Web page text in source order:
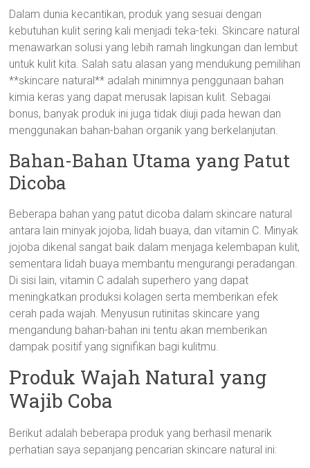
Dalam dunia kecantikan, produk yang sesuai dengan
kebutuhan kulit sering kali menjadi teka-teki. Skincare natural
menawarkan solusi yang lebih ramah lingkungan dan lembut
untuk kulit kita. Salah satu alasan yang mendukung pemilihan
**skincare natural** adalah minimnya penggunaan bahan
kimia keras yang dapat merusak lapisan kulit. Sebagai
bonus, banyak produk ini juga tidak diuji pada hewan dan
menggunakan bahan-bahan organik yang berkelanjutan.
Bahan-Bahan Utama yang Patut
Dicoba
Beberapa bahan yang patut dicoba dalam skincare natural
antara lain minyak jojoba, lidah buaya, dan vitamin C. Minyak
jojoba dikenal sangat baik dalam menjaga kelembapan kulit,
sementara lidah buaya membantu mengurangi peradangan.
Di sisi lain, vitamin C adalah superhero yang dapat
meningkatkan produksi kolagen serta memberikan efek
cerah pada wajah. Menyusun rutinitas skincare yang
mengandung bahan-bahan ini tentu akan memberikan
dampak positif yang signifikan bagi kulitmu.
Produk Wajah Natural yang
Wajib Coba
Berikut adalah beberapa produk yang berhasil menarik
perhatian saya sepanjang pencarian skincare natural ini: